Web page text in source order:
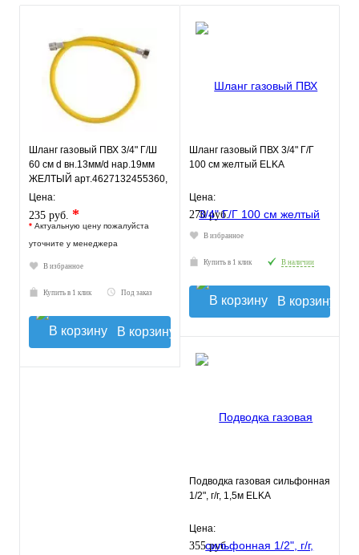
Шланг газовый ПВХ 3/4" Г/Ш
60 см d вн.13мм/d нар.19мм
ЖЕЛТЫЙ арт.4627132455360,
ELKA
Цена:
235 руб. *
* Актуальную цену пожалуйста
уточните у менеджера
В избранное
Купить в 1 клик Под заказ
В корзину
Шланг газовый ПВХ 3/4" Г/Г
100 см желтый ELKA
Цена:
270 руб.
В избранное
Купить в 1 клик В наличии
В корзину
Подводка газовая сильфонная
1/2", г/г, 1,5м ELKA
Цена:
355 руб.